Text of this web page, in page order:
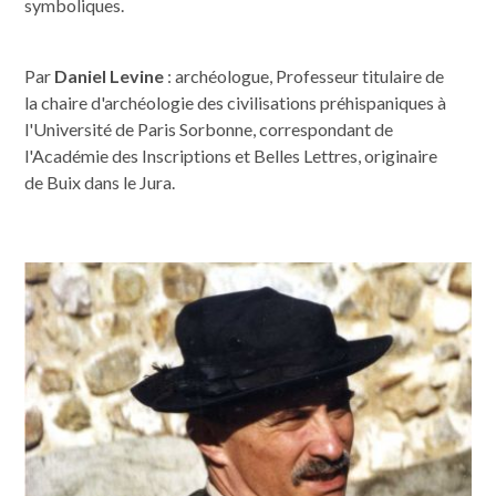
symboliques.
Par Daniel Levine : archéologue, Professeur titulaire de
la chaire d'archéologie des civilisations préhispaniques à
l'Université de Paris Sorbonne, correspondant de
l'Académie des Inscriptions et Belles Lettres, originaire
de Buix dans le Jura.